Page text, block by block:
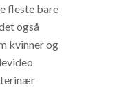
fleste bare
også
kvinner og